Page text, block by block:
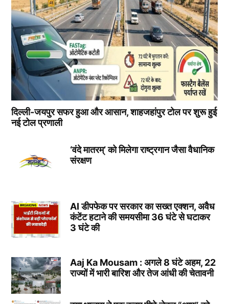
दिल्ली-जयपुर सफर हुआ और आसान, शाहजहांपुर टोल पर शुरू हुई
नई टोल प्रणाली
‘वंदे मातरम्’ को मिलेगा राष्ट्रगान जैसा वैधानिक
संरक्षण
AI डीपफेक पर सरकार का सख्त एक्शन, अवैध
कंटेंट हटाने की समयसीमा 36 घंटे से घटाकर
3 घंटे की
Aaj Ka Mousam : अगले 8 घंटे अहम, 22
राज्यों में भारी बारिश और तेज आंधी की चेतावनी